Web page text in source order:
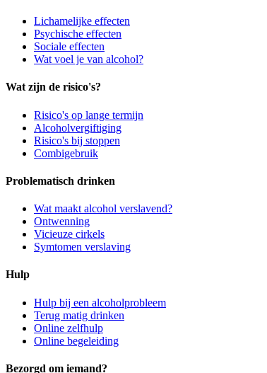
Lichamelijke effecten
Psychische effecten
Sociale effecten
Wat voel je van alcohol?
Wat zijn de risico's?
Risico's op lange termijn
Alcoholvergiftiging
Risico's bij stoppen
Combigebruik
Problematisch drinken
Wat maakt alcohol verslavend?
Ontwenning
Vicieuze cirkels
Symtomen verslaving
Hulp
Hulp bij een alcoholprobleem
Terug matig drinken
Online zelfhulp
Online begeleiding
Bezorgd om iemand?